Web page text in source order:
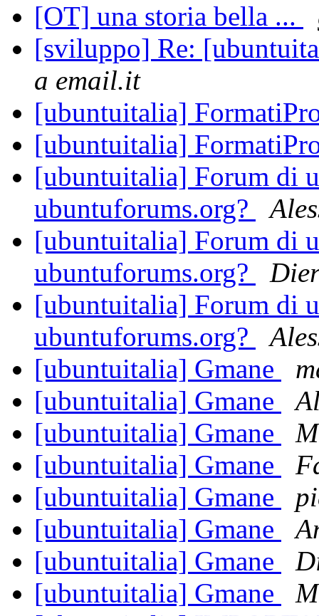
[OT] una storia bella ...
[sviluppo] Re:
a email.it
[ubuntuitalia]
[ubuntuitalia]
[ubuntuitalia] Forum di
ubuntuforums.org?
[ubuntuitalia] Forum di
ubuntuforums.org?
[ubuntuitalia] Forum di
ubuntuforums.org?
[ubuntuitalia] Gmane
[ubuntuitalia] Gmane
[ubuntuitalia] Gmane
[ubuntuitalia] Gmane
[ubuntuitalia] Gmane
[ubuntuitalia] Gmane
[ubuntuitalia] Gmane
[ubuntuitalia] Gmane